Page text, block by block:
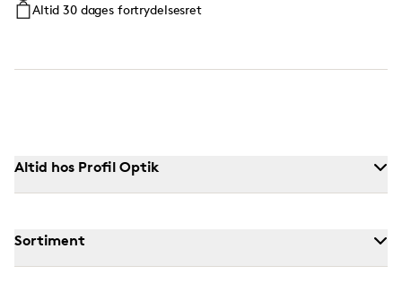
Altid 30 dages fortrydelsesret
Altid hos Profil Optik
Sortiment